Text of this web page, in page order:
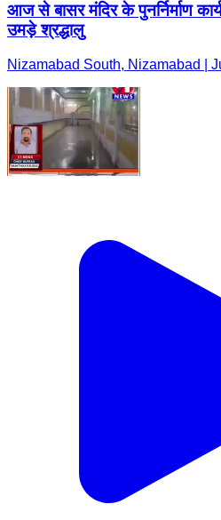
आज से बासर मंदिर के पुनर्निर्माण
उमड़े श्रद्धालु
Nizamabad South, Nizamabad |